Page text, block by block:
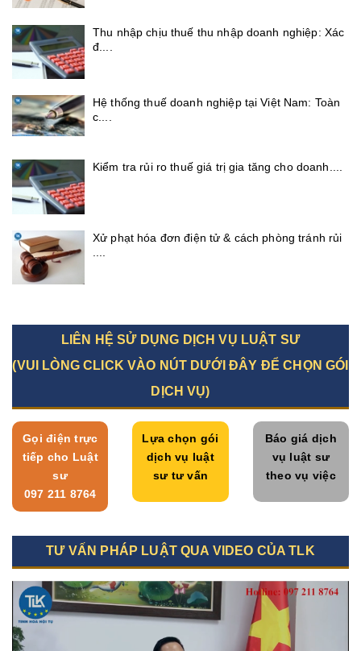
Thu nhập chịu thuế thu nhập doanh nghiệp: Xác
đ....
Hệ thống thuế doanh nghiệp tại Việt Nam: Toàn
c....
Kiểm tra rủi ro thuế giá trị gia tăng cho doanh....
Xử phạt hóa đơn điện tử & cách phòng tránh rủi
LIÊN HỆ SỬ DỤNG DỊCH VỤ LUẬT SƯ
(VUI LÒNG CLICK VÀO NÚT DƯỚI ĐÂY ĐỂ CHỌN GÓI
DỊCH VỤ)
Gọi điện trực
tiếp cho Luật
sư
097 211 8764
Lựa chọn gói
dịch vụ luật
sư tư vấn
Báo giá dịch
vụ luật sư
theo vụ việc
TƯ VẤN PHÁP LUẬT QUA VIDEO CỦA TLK